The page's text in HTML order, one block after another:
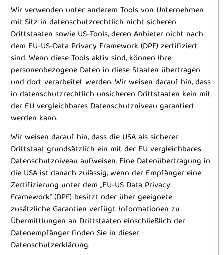
Wir verwenden unter anderem Tools von Unternehmen
mit Sitz in datenschutzrechtlich nicht sicheren
Drittstaaten sowie US-Tools, deren Anbieter nicht nach
dem EU-US-Data Privacy Framework (DPF) zertifiziert
sind. Wenn diese Tools aktiv sind, können Ihre
personenbezogene Daten in diese Staaten übertragen
und dort verarbeitet werden. Wir weisen darauf hin, dass
in datenschutzrechtlich unsicheren Drittstaaten kein mit
der EU vergleichbares Datenschutzniveau garantiert
werden kann.
Wir weisen darauf hin, dass die USA als sicherer
Drittstaat grundsätzlich ein mit der EU vergleichbares
Datenschutzniveau aufweisen. Eine Datenübertragung in
die USA ist danach zulässig, wenn der Empfänger eine
Zertifizierung unter dem „EU-US Data Privacy
Framework“ (DPF) besitzt oder über geeignete
zusätzliche Garantien verfügt. Informationen zu
Übermittlungen an Drittstaaten einschließlich der
Datenempfänger finden Sie in dieser
Datenschutzerklärung.